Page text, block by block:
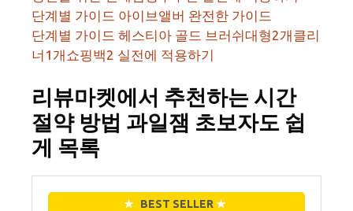
단계별 가이드 아이브앨버 완전한 가이드
단계별 가이드 헤스티아 골드 브러쉬대형2개클리
너1개쇼핑백2 실전에 적용하기
리뷰마켓에서 추천하는 시간
절약 방법 과일잼 초보자도 쉽
게 목록
★ BEST SELLER ★